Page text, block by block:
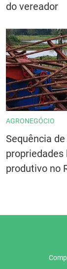
do vereador
AGRONEGÓCIO
Sequência
produtivo no